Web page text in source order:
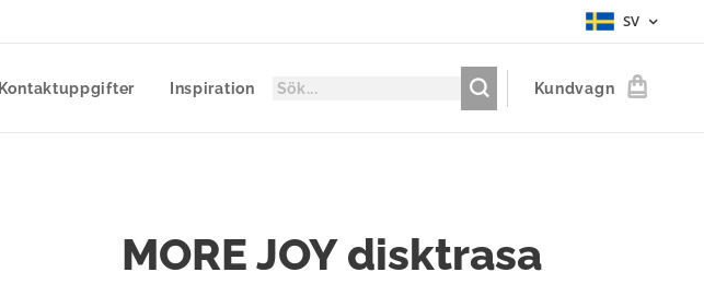
SV
Kontaktuppgifter Inspiration Kundvagn
MORE JOY disktrasa